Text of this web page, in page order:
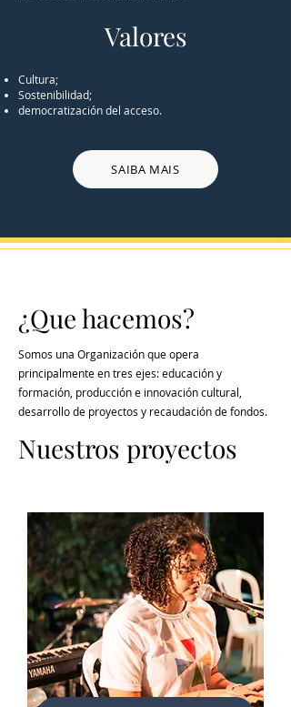
Valores
Cultura;
Sostenibilidad;
democratización del acceso.
SAIBA MAIS
¿Que hacemos?
Somos una Organización que opera
principalmente en tres ejes: educación y
formación, producción e innovación cultural,
desarrollo de proyectos y recaudación de fondos.
Nuestros proyectos